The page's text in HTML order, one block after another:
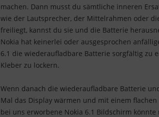
machen. Dann musst du sämtliche inneren
wie der Lautsprecher, der Mittelrahmen oder
freiliegt, kannst du sie und die Batterie
Nokia hat keinerlei oder ausgesprochen
6.1 die wiederaufladbare Batterie sorgfältig zu
Kleber zu lockern.
Wenn danach die wiederaufladbare Batterie
Mal das Display wärmen und mit einem
bei uns erworbene Nokia 6.1 Bildschirm